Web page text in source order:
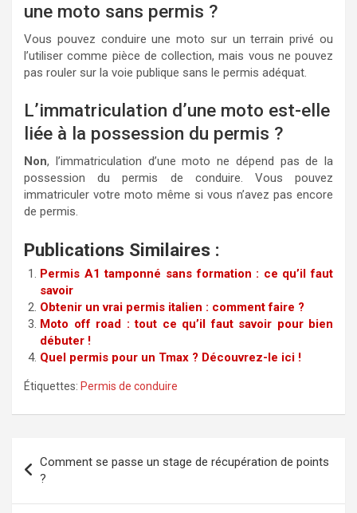
une moto sans permis ?
Vous pouvez conduire une moto sur un terrain privé ou
l’utiliser comme pièce de collection, mais vous ne pouvez
pas rouler sur la voie publique sans le permis adéquat.
L’immatriculation d’une moto est-elle
liée à la possession du permis ?
Non, l’immatriculation d’une moto ne dépend pas de la
possession du permis de conduire. Vous pouvez
immatriculer votre moto même si vous n’avez pas encore
de permis.
Publications Similaires :
Permis A1 tamponné sans formation : ce qu’il faut
savoir
Obtenir un vrai permis italien : comment faire ?
Moto off road : tout ce qu’il faut savoir pour bien
débuter !
Quel permis pour un Tmax ? Découvrez-le ici !
Étiquettes: Permis de conduire
de
l’article
Comment se passe un stage de récupération de points
?